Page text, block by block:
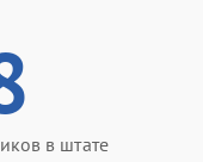
в штате